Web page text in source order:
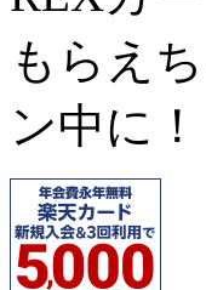
もらえ
ン中に！